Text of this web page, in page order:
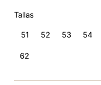
5.front insert
Tallas
51
52 53 54
62